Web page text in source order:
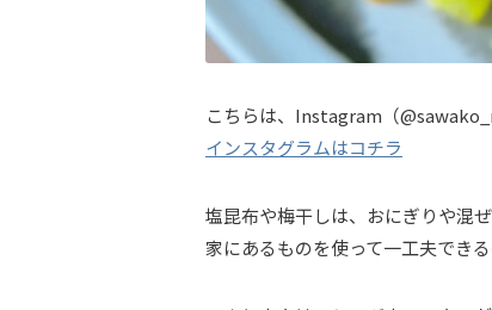
こちらは、Instagram（
インスタグラムはコチラ
塩昆布や梅干しは、おにぎりや混
家にあるものを使って一工夫でき